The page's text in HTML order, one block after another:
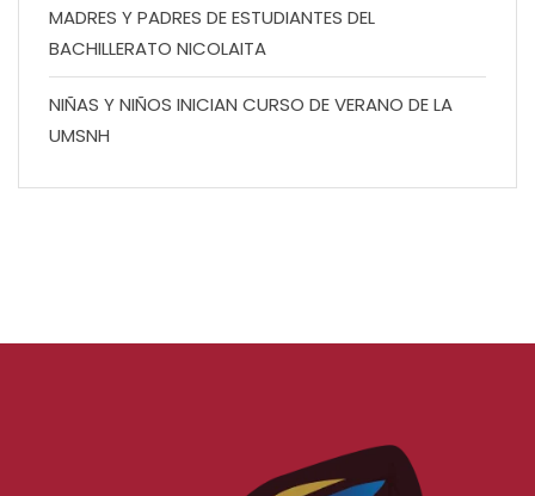
MADRES Y PADRES DE ESTUDIANTES DEL
BACHILLERATO NICOLAITA
NIÑAS Y NIÑOS INICIAN CURSO DE VERANO DE LA
UMSNH